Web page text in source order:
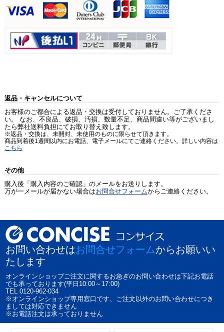
返品・キャンセルについて
お客様のご都合による返品・交換は受付しておりません。ご了承くださ
い。 なお、不良品、破損、汚損、数量不足、商品間違い等がございまし
たら弊社送料負担にてお取り替え致します。
※返品・交換は、未開封、未使用のものに限らせて頂きます。
商品到着後1週間以内にお電話、電子メールにてご連絡ください。詳しい内容は
こちら
その他
購入後「購入内容のご確認」のメールをお送りします。
万が一メールが届かない場合はお問合せフォームからご連絡ください。
お問い合わせはお問合せフォームからお願いい
たします
オンラインショップご注文に関するお急ぎのお問い合わせは下記お電話
でも承っております(平日10:00～17:00)
TEL 0120-962-034
※オンラインショップ専用窓口です、ご注文以外のお問い合わせにつき
ましては対応できません
※お電話注文は承っておりません